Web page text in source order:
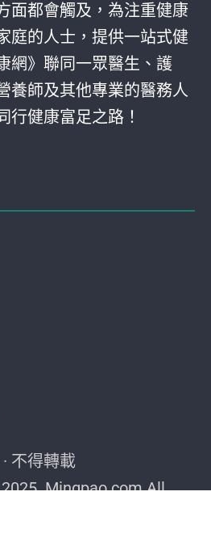
面都會觸及，為注重健康
庭的人士，提供一站式健
網》聯同一眾醫生、護
養師及其他專業的醫務人
行健康富足之路！
不得轉載
Mingpao.com All